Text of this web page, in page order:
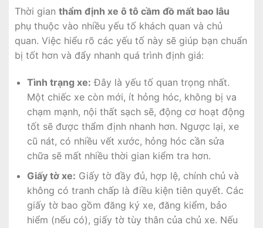
Thời gian thẩm định xe ô tô cầm đồ mất bao lâu
phụ thuộc vào nhiều yếu tố khách quan và chủ
quan. Việc hiểu rõ các yếu tố này sẽ giúp bạn chuẩn
bị tốt hơn và đẩy nhanh quá trình định giá:
Tình trạng xe: Đây là yếu tố quan trọng nhất.
Một chiếc xe còn mới, ít hỏng hóc, không bị va
chạm mạnh, nội thất sạch sẽ, động cơ hoạt động
tốt sẽ được thẩm định nhanh hơn. Ngược lại, xe
cũ nát, có nhiều vết xước, hỏng hóc cần sửa
chữa sẽ mất nhiều thời gian kiểm tra hơn.
Giấy tờ xe: Giấy tờ đầy đủ, hợp lệ, chính chủ và
không có tranh chấp là điều kiện tiên quyết. Các
giấy tờ bao gồm đăng ký xe, đăng kiểm, bảo
hiểm (nếu có), giấy tờ tùy thân của chủ xe. Nếu